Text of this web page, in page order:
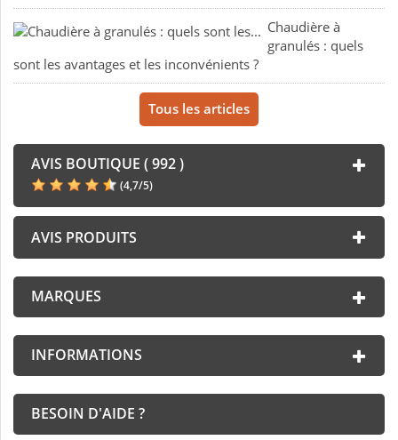
Chaudière à
granulés : quels
sont les avantages et les inconvénients ?
Tous les articles
AVIS BOUTIQUE ( 992 )
(4,7/5)
AVIS PRODUITS
MARQUES
INFORMATIONS
BESOIN D'AIDE ?